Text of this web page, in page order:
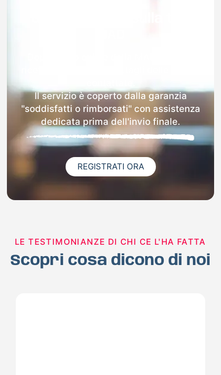
Il servizio è coperto dalla garanzia
"soddisfatti o rimborsati" con assistenza
dedicata prima dell'invio finale.
REGISTRATI ORA
LE TESTIMONIANZE DI CHI CE L'HA FATTA
Scopri cosa dicono di noi